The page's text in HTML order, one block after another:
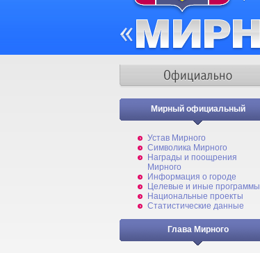
Мирный официальный
Устав Мирного
Символика Мирного
Награды и поощрения
Мирного
Информация о городе
Целевые и иные программы
Национальные проекты
Статистические данные
Глава Мирного